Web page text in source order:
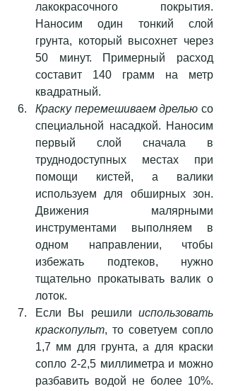
лакокрасочного покрытия.
Наносим один тонкий слой
грунта, который высохнет через
50 минут. Примерный расход
составит 140 грамм на метр
квадратный.
Краску перемешиваем дрелью со
специальной насадкой. Наносим
первый слой сначала в
труднодоступных местах при
помощи кистей, а валики
используем для обширных зон.
Движения малярными
инструментами выполняем в
одном направлении, чтобы
избежать подтеков, нужно
тщательно прокатывать валик о
лоток.
Если Вы решили использовать
краскопульт, то советуем сопло
1,7 мм для грунта, а для краски
сопло 2-2,5 миллиметра и можно
разбавить водой не более 10%.